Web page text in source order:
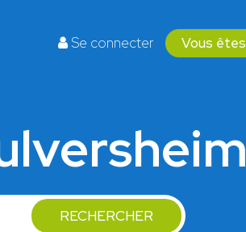
Se connecter Vous
RECHERCHER